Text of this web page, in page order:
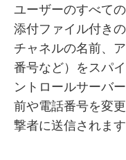
ユーザーのすべて
添付ファイル付き
チャネルの名前、
番号など）をスパ
ントロールサーバ
前や電話番号を変
撃者に送信されます